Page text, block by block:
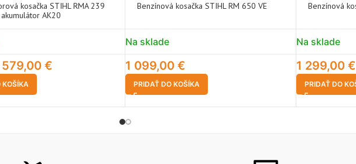
kosačka STIHL RMA 239
AK20
579,00 €
KOŠÍKA
Benzínová kosačka STIHL RM 650 VE
Na sklade
1 099,00 €
PRIDAŤ DO KOŠÍKA
Benzínová
Na sklade
1 299,00 €
PRIDAŤ DO